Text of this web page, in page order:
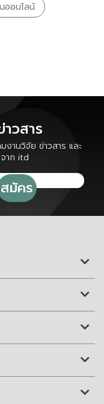
ออนไลน์
วสาร
งานวิจัย ข่าวสาร และ
าก itd